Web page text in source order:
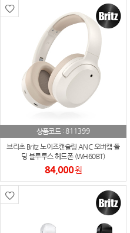
상품코드 :811399
브리츠 Britz 노이즈캔슬링 ANC 오버캡 폴
딩 블루투스 헤드폰 (WH60BT)
84,000원